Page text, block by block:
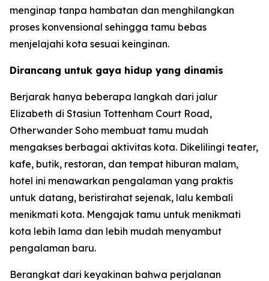
menginap tanpa hambatan dan menghilangkan
proses konvensional sehingga tamu bebas
menjelajahi kota sesuai keinginan.
Dirancang untuk gaya hidup yang dinamis
Berjarak hanya beberapa langkah dari jalur
Elizabeth di Stasiun Tottenham Court Road,
Otherwander Soho membuat tamu mudah
mengakses berbagai aktivitas kota. Dikelilingi teater,
kafe, butik, restoran, dan tempat hiburan malam,
hotel ini menawarkan pengalaman yang praktis
untuk datang, beristirahat sejenak, lalu kembali
menikmati kota. Mengajak tamu untuk menikmati
kota lebih lama dan lebih mudah menyambut
pengalaman baru.
Berangkat dari keyakinan bahwa perjalanan